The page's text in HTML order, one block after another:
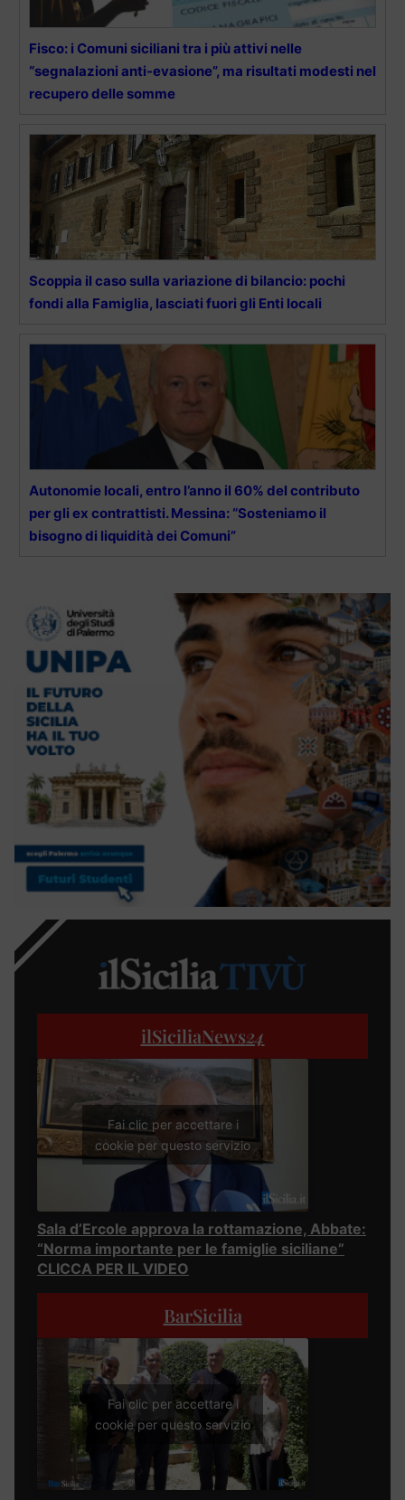
Fisco: i Comuni siciliani tra i più attivi nelle
“segnalazioni anti-evasione”, ma risultati modesti nel
recupero delle somme
Scoppia il caso sulla variazione di bilancio: pochi
fondi alla Famiglia, lasciati fuori gli Enti locali
Autonomie locali, entro l’anno il 60% del contributo
per gli ex contrattisti. Messina: “Sosteniamo il
bisogno di liquidità dei Comuni”
ilSiciliaNews24
Fai clic per accettare i
cookie per questo servizio
Sala d’Ercole approva la rottamazione, Abbate:
“Norma importante per le famiglie siciliane”
CLICCA PER IL VIDEO
BarSicilia
Fai clic per accettare i
cookie per questo servizio